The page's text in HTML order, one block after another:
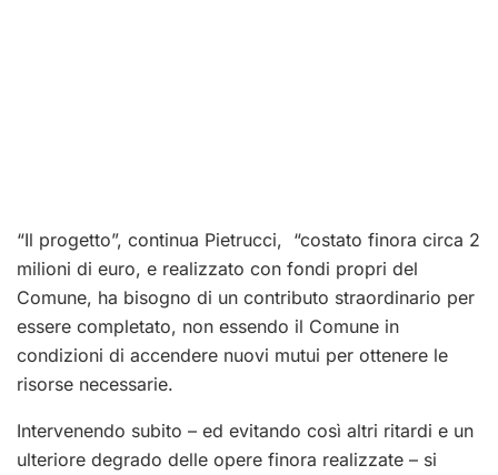
“Il progetto”, continua Pietrucci, “costato finora circa 2
milioni di euro, e realizzato con fondi propri del
Comune, ha bisogno di un contributo straordinario per
essere completato, non essendo il Comune in
condizioni di accendere nuovi mutui per ottenere le
risorse necessarie.
Intervenendo subito – ed evitando così altri ritardi e un
ulteriore degrado delle opere finora realizzate – si